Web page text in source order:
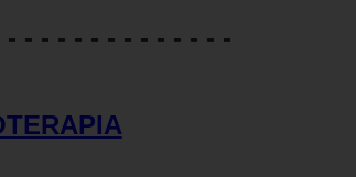
- - - - - - - - - - - - -